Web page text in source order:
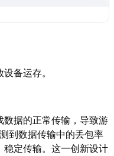
备运存。
据的正常传输，导致游
到数据传输中的丢包率
定传输。这一创新设计